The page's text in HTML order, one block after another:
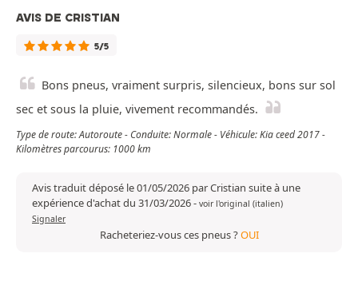
AVIS DE CRISTIAN
5/5
Bons pneus, vraiment surpris, silencieux, bons sur sol
sec et sous la pluie, vivement recommandés.
Type de route: Autoroute - Conduite: Normale - Véhicule: Kia ceed 2017 -
Kilomètres parcourus: 1000 km
Avis traduit déposé le 01/05/2026 par Cristian suite à une
expérience d'achat du 31/03/2026- voir l'original (italien)
Signaler
Racheteriez-vous ces pneus ?OUI